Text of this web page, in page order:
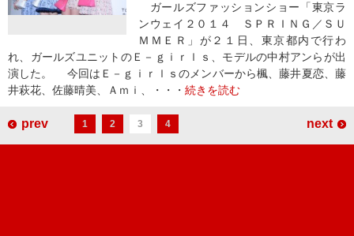
ガールズファッションショー「東京ラ
ンウェイ２０１４ ＳＰＲＩＮＧ／ＳＵ
ＭＭＥＲ」が２１日、東京都内で行わ
れ、ガールズユニットのＥ－ｇｉｒｌｓ、モデルの中村アンらが出
演した。 今回はＥ－ｇｉｒｌｓのメンバーから楓、藤井夏恋、藤
井萩花、佐藤晴美、Ａｍｉ、・・・ 続きを読む
prev 1 2 3 4 next